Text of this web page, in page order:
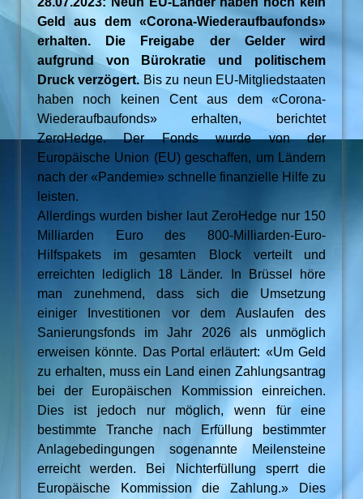
Geld aus dem «Corona-Wiederaufbaufonds»
erhalten. Die Freigabe der Gelder wird
aufgrund von Bürokratie und politischem
Druck verzögert.Bis zu neun EU-Mitgliedstaaten
haben noch keinen Cent aus dem «Corona-
Wiederaufbaufonds» erhalten, berichtet
ZeroHedge. Der Fonds wurde von der
Europäische Union (EU) geschaffen, um Ländern
nach der «Pandemie» schnelle finanzielle Hilfe zu
leisten.
Allerdings wurden bisher laut ZeroHedge nur 150
Milliarden Euro des 800-Milliarden-Euro-
Hilfspakets im gesamten Block verteilt und
erreichten lediglich 18 Länder. In Brüssel höre
man zunehmend, dass sich die Umsetzung
einiger Investitionen vor dem Auslaufen des
Sanierungsfonds im Jahr 2026 als unmöglich
erweisen könnte. Das Portal erläutert: «Um Geld
zu erhalten, muss ein Land einen Zahlungsantrag
bei der Europäischen Kommission einreichen.
Dies ist jedoch nur möglich, wenn für eine
bestimmte Tranche nach Erfüllung bestimmter
Anlagebedingungen sogenannte Meilensteine
erreicht werden. Bei Nichterfüllung sperrt die
Europäische Kommission die Zahlung.» Dies